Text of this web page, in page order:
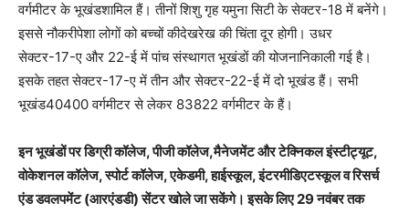
वर्गमीटर के भूखंडशामिल हैं। तीनों शिशु गृह यमुना सिटी के सेक्टर-18 में बनेंगे।
इससे नौकरीपेशा लोगों को बच्चों कीदेखरेख की चिंता दूर होगी। उधर
सेक्टर-17-ए और 22-ई में पांच संस्थागत भूखंडों की योजनानिकाली गई है।
इसके तहत सेक्टर-17-ए में तीन और सेक्टर-22-ई में दो भूखंड हैं। सभी
भूखंड40400 वर्गमीटर से लेकर 83822 वर्गमीटर के हैं।
इन भूखंडों पर डिग्री कॉलेज, पीजी कॉलेज,मैनेजमेंट और टेक्निकल इंस्टीट्यूट,
वोकेशनल कॉलेज, स्पोर्ट कॉलेज, एकेडमी, हाईस्कूल, इंटरमीडिएटस्कूल व रिसर्च
एंड डवलपमेंट (आरएंडडी) सेंटर खोले जा सकेंगे। इसके लिए 29 नवंबर तक